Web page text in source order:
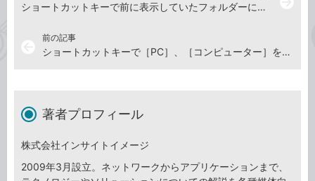
前の記事
ショートカットキーで［PC］、［コンピューター］を表示する
ショートカットキーで前に表示していたフォルダーに戻る
著者プロフィール
株式会社インサイトイメージ
2009年3月設立。ネットワークからアプリケーションまで、